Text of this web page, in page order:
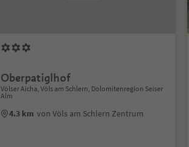
Oberpatiglhof
Völser Aicha, Völs am Schlern, Dolomitenregion Seiser
Alm
4.3 km von Völs am Schlern Zentrum